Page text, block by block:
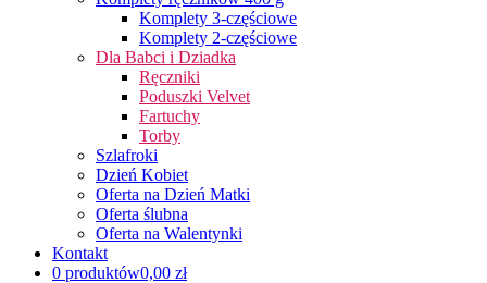
Komplety 3-częściowe
Komplety 2-częściowe
Dla Babci i Dziadka
Ręczniki
Poduszki Velvet
Fartuchy
Torby
Szlafroki
Dzień Kobiet
Oferta na Dzień Matki
Oferta ślubna
Oferta na Walentynki
Kontakt
0 produktów0,00 zł